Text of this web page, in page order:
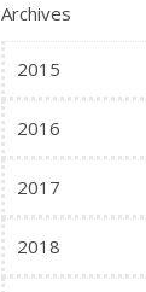
Archives
2015
2016
2017
2018